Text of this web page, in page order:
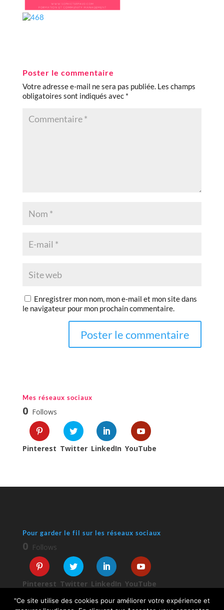
Poster le commentaire
Votre adresse e-mail ne sera pas publiée. Les champs
obligatoires sont indiqués avec *
Enregistrer mon nom, mon e-mail et mon site dans
le navigateur pour mon prochain commentaire.
Mes réseaux sociaux
0 Follows
Pinterest Twitter LinkedIn YouTube
Pour garder le fil sur les réseaux sociaux
0 Follows
Pinterest Twitter LinkedIn YouTube
"Ce site utilise des cookies pour améliorer votre expérience et